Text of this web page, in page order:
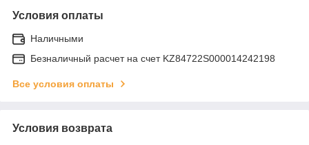
Условия оплаты
Наличными
Безналичный расчет на счет KZ84722S000014242198
Все условия оплаты
Условия возврата